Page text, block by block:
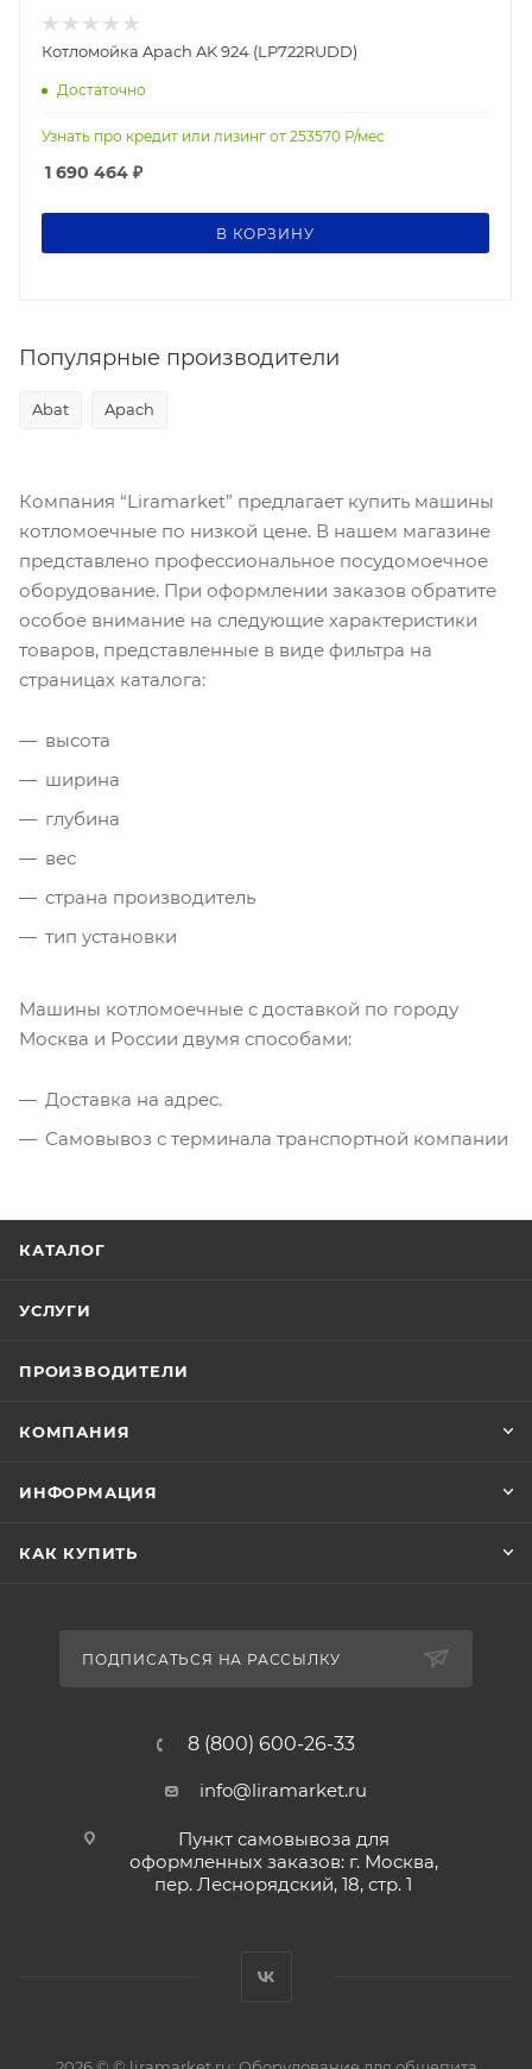
Котломойка Apach AK 924 (LP722RUDD)
Достаточно
Узнать про кредит или лизинг от 253570 Р/мес
1 690 464 ₽
В КОРЗИНУ
Популярные производители
Abat Apach
Компания “Liramarket” предлагает купить машины
котломоечные по низкой цене. В нашем магазине
представлено профессиональное посудомоечное
оборудование. При оформлении заказов обратите
особое внимание на следующие характеристики
товаров, представленные в виде фильтра на
страницах каталога:
высота
ширина
глубина
вес
страна производитель
тип установки
Машины котломоечные с доставкой по городу
Москва и России двумя способами:
Доставка на адрес.
Самовывоз с терминала транспортной компании
КАТАЛОГ
УСЛУГИ
ПРОИЗВОДИТЕЛИ
КОМПАНИЯ
ИНФОРМАЦИЯ
КАК КУПИТЬ
ПОДПИСАТЬСЯ НА РАССЫЛКУ
8 (800) 600-26-33
info@liramarket.ru
Пункт самовывоза для
оформленных заказов: г. Москва,
пер. Леснорядский, 18, стр. 1